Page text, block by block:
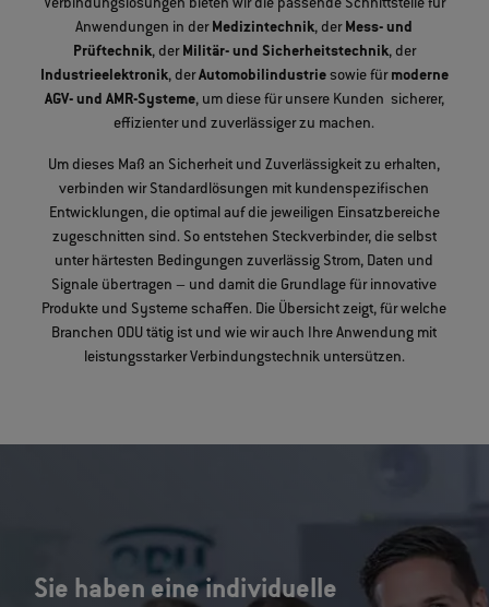
Verbindungslösungen bieten wir die passende Schnittstelle für
Anwendungen in derMedizintechnik, derMess- und
Prüftechnik, derMilitär- und Sicherheitstechnik, der
Industrieelektronik, derAutomobilindustriesowie fürmoderne
AGV- und AMR-Systeme, um diese für unsere Kunden sicherer,
effizienter und zuverlässiger zu machen.
Um dieses Maß an Sicherheit und Zuverlässigkeit zu erhalten,
verbinden wir Standardlösungen mit kundenspezifischen
Entwicklungen, die optimal auf die jeweiligen Einsatzbereiche
zugeschnitten sind. So entstehen Steckverbinder, die selbst
unter härtesten Bedingungen zuverlässig Strom, Daten und
Signale übertragen – und damit die Grundlage für innovative
Produkte und Systeme schaffen. Die Übersicht zeigt, für welche
Branchen ODU tätig ist und wie wir auch Ihre Anwendung mit
leistungsstarker Verbindungstechnik untersützen.
Sie haben eine individuelle